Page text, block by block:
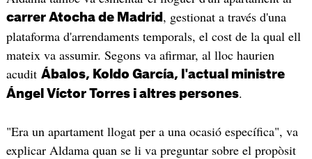
carrer Atocha de Madrid , gestionat a través d'una
plataforma d'arrendaments temporals, el cost de la qual ell
mateix va assumir. Segons va afirmar, al lloc haurien
acudit Ábalos, Koldo García, l'actual ministre
Ángel Víctor Torres i altres persones.
"Era un apartament llogat per a una ocasió específica", va
explicar Aldama quan se li va preguntar sobre el propòsit